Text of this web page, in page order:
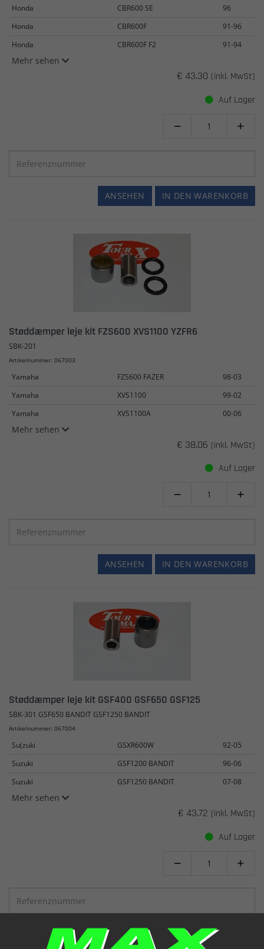
Honda CBR600 SE
96
Honda
CBR600F
91-96
Honda
CBR600F F2 91-94
Mehr sehen
€ 43.30 (inkl. MwSt)
Auf Lager
 
IN DEN WARENKORB
ANSEHEN
Støddæmper leje kit FZS600 XVS1100 YZFR6
SBK-201
Artikelnummer: 067003
Yamaha FZS600 FAZER
98-03
Yamaha
XVS1100
99-02
Yamaha
XVS1100A 00-06
Mehr sehen
€ 38.06 (inkl. MwSt)
Auf Lager
 
IN DEN WARENKORB
ANSEHEN
Støddæmper leje kit GSF400 GSF650 GSF125
SBK-301 GSF650 BANDIT GSF1250 BANDIT
Artikelnummer: 067004
Su(zuki GSXR600W
92-05
Suzuki
GSF1200 BANDIT
96-06
Suzuki
GSF1250 BANDIT 07-08
Mehr sehen
€ 43.72 (inkl. MwSt)
Auf Lager
 
IN DEN WARENKORB
ANSEHEN